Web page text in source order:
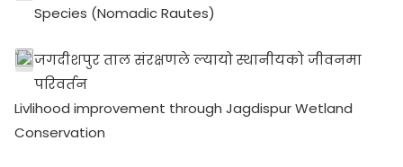
Species (Nomadic Rautes)
जगदीशपुर ताल संरक्षणले ल्यायो स्थानीयको जीवनमा
परिवर्तन
Livlihood improvement through Jagdispur Wetland
Conservation